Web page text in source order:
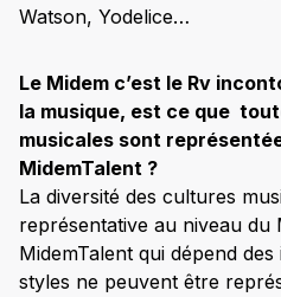
Watson, Yodelice…
Le Midem c’est le Rv
la musique, est ce que
musicales sont
MidemTalent ?
La diversité des cultures
représentative au niveau du
MidemTalent qui dépend
styles ne peuvent être